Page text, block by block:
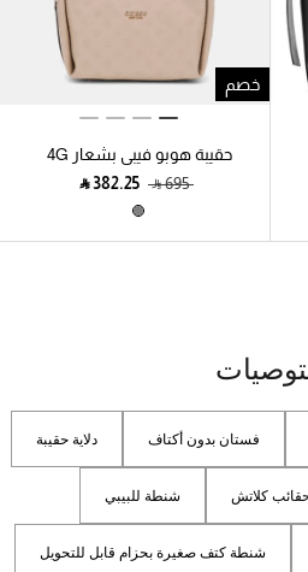
خصم
حقيبة هوبو فيبي بشعار 4G
والفاوانيا‎ ⃁ ⁦695⁩ ‎
‎ ⃁ ⁦382.25⁩ ‎
فستان بدون أكتاف دلاية حقيبة
كلاتش شنطة للبيبي
شنطة كتف صغيرة بحزام قابل للتحويل